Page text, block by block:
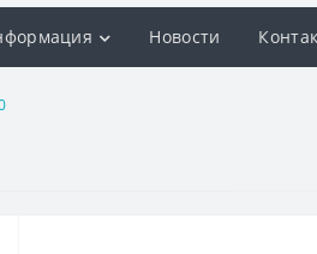
Новости